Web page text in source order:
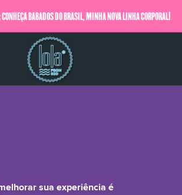
BABADOS DO BRASIL, MINHA NOVA LINHA CORPORAL!
QUERO SABER MAIS
Alcohol
sua experiência é